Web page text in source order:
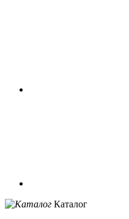
Каталог